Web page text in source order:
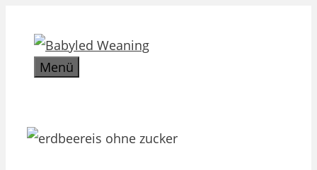
Inhalt
springenMenü